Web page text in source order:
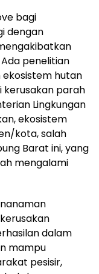
bagi
dengan
penelitian
hutan
kerusakan parah
Lingkungan
ekosistem
kota, salah
Barat ini, yang
mengalami
dalam
mampu
pesisir,